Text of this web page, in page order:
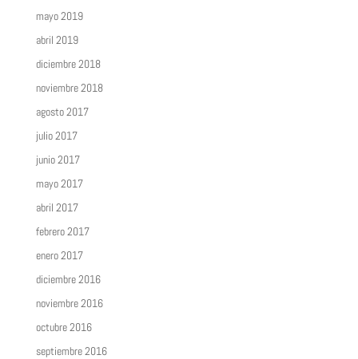
mayo 2019
abril 2019
diciembre 2018
noviembre 2018
agosto 2017
julio 2017
junio 2017
mayo 2017
abril 2017
febrero 2017
enero 2017
diciembre 2016
noviembre 2016
octubre 2016
septiembre 2016